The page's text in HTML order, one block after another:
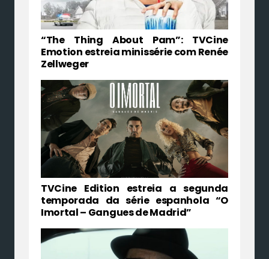
“The Thing About Pam”: TVCine
Emotion estreia minissérie com Renée
Zellweger
TVCine Edition estreia a segunda
temporada da série espanhola “O
Imortal – Gangues de Madrid”